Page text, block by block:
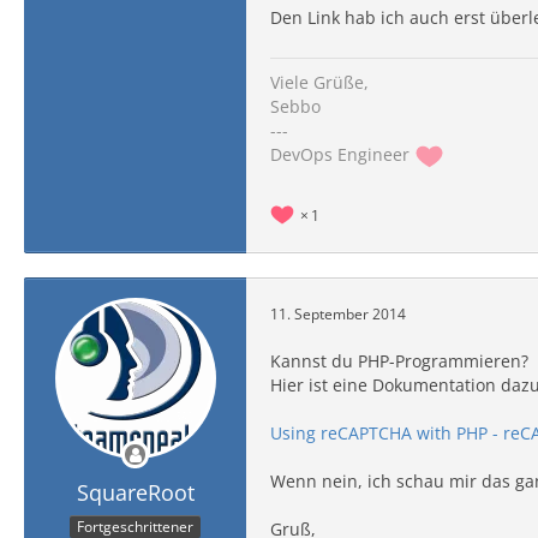
Den Link hab ich auch erst
Viele Grüße,
Sebbo
---
DevOps Engineer
1
SquareRoot
Fortgeschrittener
11. September 2014
Kannst du PHP-Programmieren?
Hier ist eine Dokumentation
Using reCAPTCHA with PHP -
Wenn nein, ich schau mir das
Gruß,